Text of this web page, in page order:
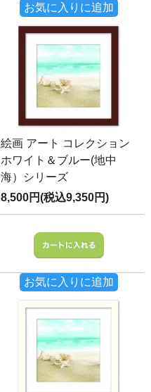
お気に入りに追加
絵画 アート コレクション
ホワイト＆ブルー(地中
海）シリーズ
8,500円(税込9,350円)
お気に入りに追加